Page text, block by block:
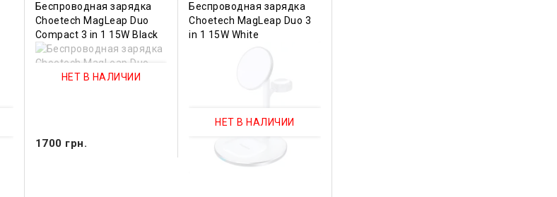
Беспроводная зарядка
Choetech MagLeap Duo
Compact 3 in 1 15W Black
НЕТ В НАЛИЧИИ
1700 грн.
Беспроводная зарядка
Choetech MagLeap Duo 3
in 1 15W White
НЕТ В НАЛИЧИИ